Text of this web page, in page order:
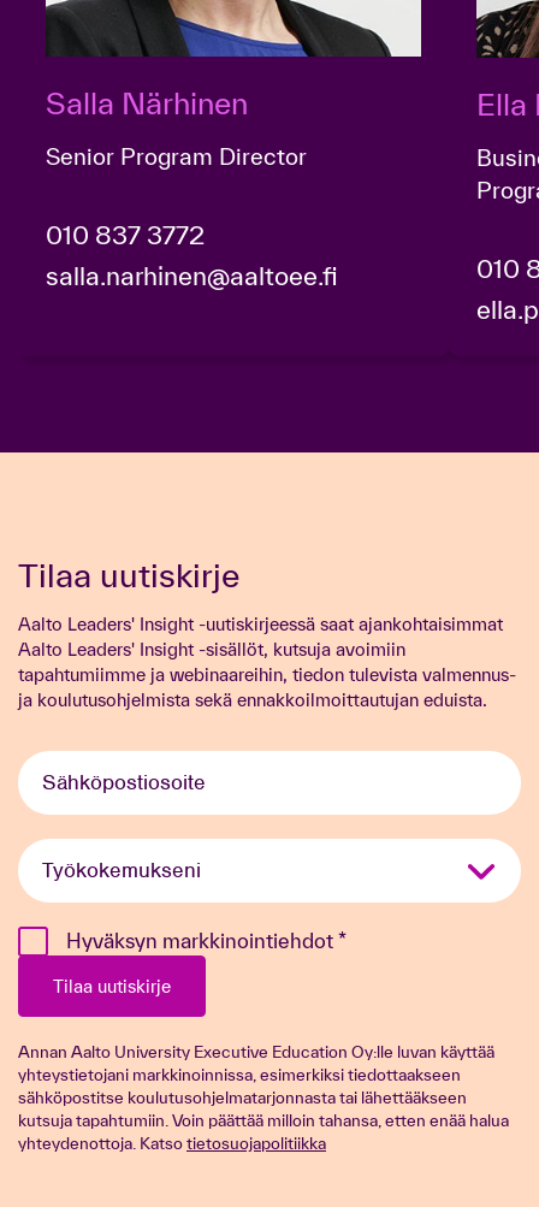
Salla Närhinen
Senior Program Director
010 837 3772
salla.narhinen@aaltoee.fi
010
Tilaa uutiskirje
Aalto Leaders' Insight -uutiskirjeessä saat ajankohtaisimmat
Aalto Leaders' Insight -sisällöt, kutsuja avoimiin
tapahtumiimme ja webinaareihin, tiedon tulevista valmennus-
ja koulutusohjelmista sekä ennakkoilmoittautujan eduista.
Sähköpostiosoite
*
Kokemus
*
Hyväksyn markkinointiehdot *
Tilaa uutiskirje
Annan Aalto University Executive Education Oy:lle luvan käyttää
yhteystietojani markkinoinnissa, esimerkiksi tiedottaakseen
sähköpostitse koulutusohjelmatarjonnasta tai lähettääkseen
kutsuja tapahtumiin. Voin päättää milloin tahansa, etten enää halua
yhteydenottoja. Katsotietosuojapolitiikka